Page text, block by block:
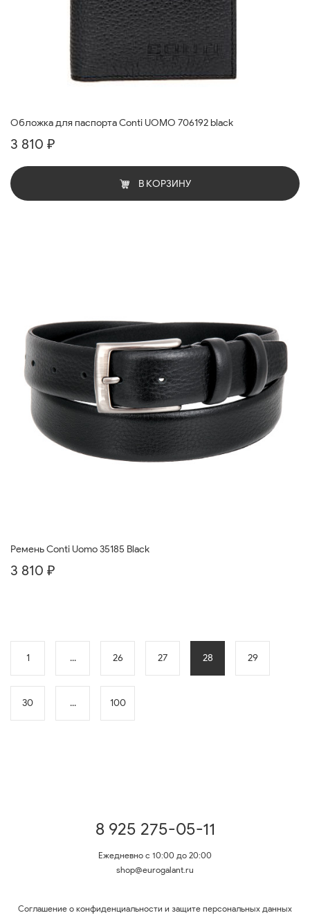
Обложка для паспорта Conti UOMO 706192 black
3 810 ₽
В КОРЗИНУ
Ремень Conti Uomo 35185 Black
3 810 ₽
1 ... 26 27 28 29
30 ... 100
8 925 275-05-11
Ежедневно с 10:00 до 20:00
shop@eurogalant.ru
Соглашение о конфиденциальности и защите персональных данных